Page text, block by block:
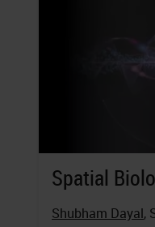
Spatial
Shubham Dayal,